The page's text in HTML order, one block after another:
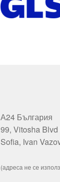
А24 България
99, Vitosha
Sofia, Ivan
(адреса не се